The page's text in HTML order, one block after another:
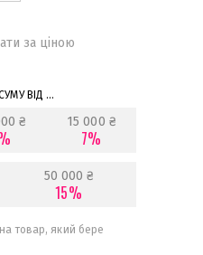
за ціною
ВІД ...
₴ 15 000 ₴
7%
50 000 ₴
15%
товар, який бере